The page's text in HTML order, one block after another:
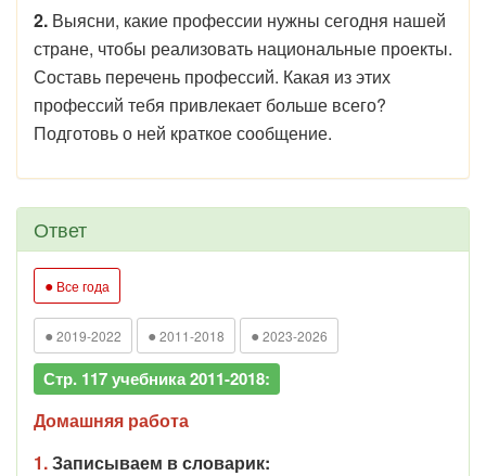
2. Выясни, какие профессии нужны сегодня нашей
стране, чтобы реализовать национальные проекты.
Составь перечень профессий. Какая из этих
профессий тебя привлекает больше всего?
Подготовь о ней краткое сообщение.
Ответ
● Все года
● 2019-2022 ● 2011-2018 ● 2023-2026
Стр. 117 учебника 2011-2018:
Домашняя работа
1.Записываем в словарик: